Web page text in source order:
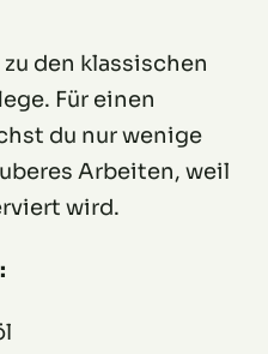
den klassischen
Für einen
du nur wenige
Arbeiten, weil
wird.